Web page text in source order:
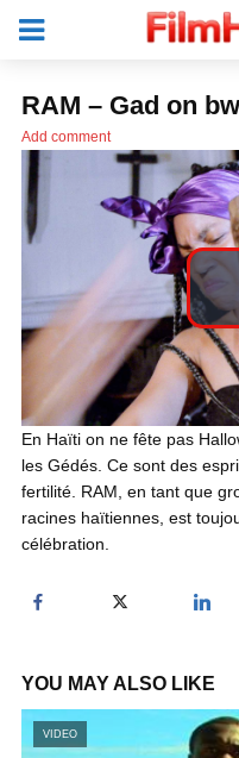
SE CONNECTER
RAM – Gad on
Add comment
En Haïti on ne fête pas
les Gédés. Ce sont des
fertilité. RAM, en tant que
racines haïtiennes, est
célébration.
YOU MAY ALSO LIKE
VIDEO